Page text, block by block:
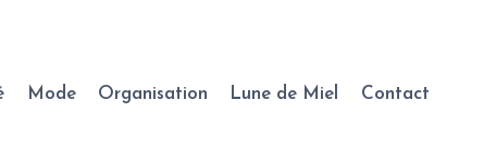
Mode Organisation Lune de Miel Contact